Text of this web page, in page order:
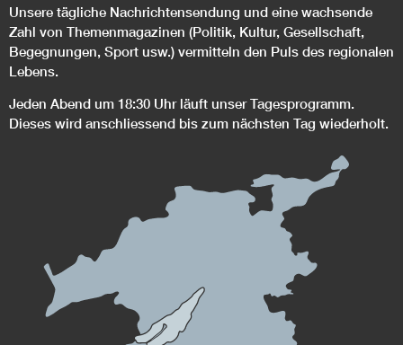
Unsere tägliche Nachrichtensendung und eine wachsende
Zahl von Themenmagazinen (Politik, Kultur, Gesellschaft,
Begegnungen, Sport usw.) vermitteln den Puls des regionalen
Lebens.
Jeden Abend um 18:30 Uhr läuft unser Tagesprogramm.
Dieses wird anschliessend bis zum nächsten Tag wiederholt.